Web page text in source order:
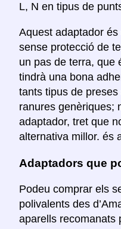
L, N en tipus de
Aquest adaptador
sense protecció de
un pas de terra, que
tindrà una bona
tants tipus de
ranures genèriques;
adaptador, tret que
alternativa millor. és
Adaptadors que
Podeu comprar els
polivalents des
aparells recomanats